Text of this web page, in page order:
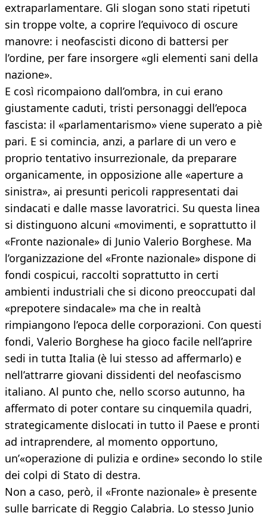
extraparlamentare. Gli slogan sono stati ripetuti
sin troppe volte, a coprire l’equivoco di oscure
manovre: i neofascisti dicono di battersi per
l’ordine, per fare insorgere «gli elementi sani della
nazione».
E così ricompaiono dall’ombra, in cui erano
giustamente caduti, tristi personaggi dell’epoca
fascista: il «parlamentarismo» viene superato a piè
pari. E si comincia, anzi, a parlare di un vero e
proprio tentativo insurrezionale, da preparare
organicamente, in opposizione alle «aperture a
sinistra», ai presunti pericoli rappresentati dai
sindacati e dalle masse lavoratrici. Su questa linea
si distinguono alcuni «movimenti, e soprattutto il
«Fronte nazionale» di Junio Valerio Borghese. Ma
l’organizzazione del «Fronte nazionale» dispone di
fondi cospicui, raccolti soprattutto in certi
ambienti industriali che si dicono preoccupati dal
«prepotere sindacale» ma che in realtà
rimpiangono l’epoca delle corporazioni. Con questi
fondi, Valerio Borghese ha gioco facile nell’aprire
sedi in tutta Italia (è lui stesso ad affermarlo) e
nell’attrarre giovani dissidenti del neofascismo
italiano. Al punto che, nello scorso autunno, ha
affermato di poter contare su cinquemila quadri,
strategicamente dislocati in tutto il Paese e pronti
ad intraprendere, al momento opportuno,
un’«operazione di pulizia e ordine» secondo lo stile
dei colpi di Stato di destra.
Non a caso, però, il «Fronte nazionale» è presente
sulle barricate di Reggio Calabria. Lo stesso Junio